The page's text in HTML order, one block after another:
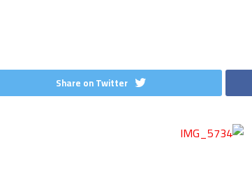
Share on Twitter